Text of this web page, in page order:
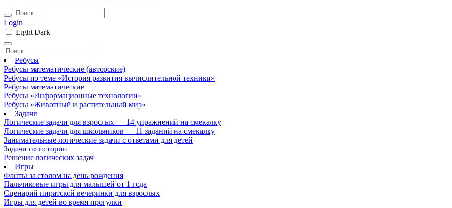
Login
Light Dark
Ребусы
Ребусы математические (авторские)
Ребусы по теме «История развития вычислительной техники»
Ребусы математические
Ребусы «Информационные технологии»
Ребусы «Животный и растительный мир»
Задачи
Логические задачи для взрослых — 14 упражнений на смекалку
Логические задачи для школьников — 11 заданий на смекалку
Занимательные логические задачи с ответами для детей
Задачи по истории
Решение логических задач
Игры
Фанты за столом на день рождения
Пальчиковые игры для малышей от 1 года
Сценарий пиратской вечеринки для взрослых
Игры для детей во время прогулки